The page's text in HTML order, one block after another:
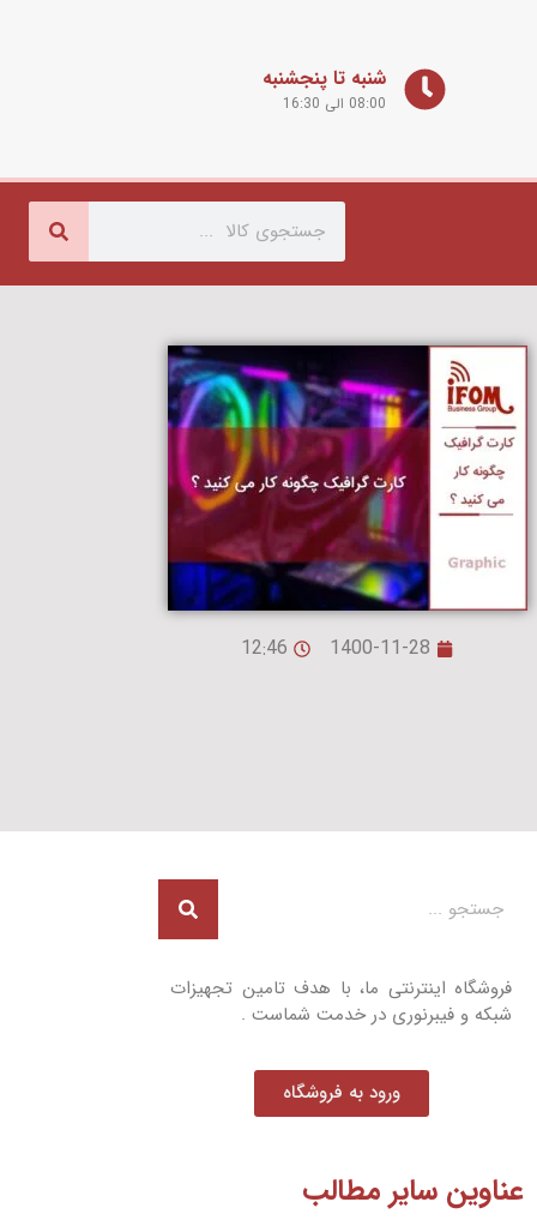
شنبه تا پنجشنبه
08:00 الی 16:30
1400-11-28
12:46
فروشگاه اینترنتی ما، با هدف تامین تجهیزات
شبکه و فیبرنوری در خدمت شماست .
ورود به فروشگاه
عناوین سایر مطالب